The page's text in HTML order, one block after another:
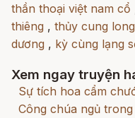
thần thoại việt nam cổ
thiêng , thủy cung
dương , kỳ cùng lạng
Xem ngay truyện
Sự tích hoa cẩm
Công chúa ngủ